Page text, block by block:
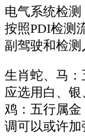
电气系统检测
按照PDI检测
副驾驶和检测
生肖蛇、马
应选用白、银
鸡：五行属
调可以或许加